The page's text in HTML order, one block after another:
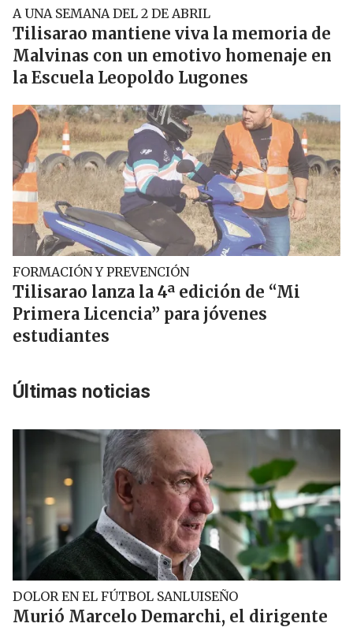
A UNA SEMANA DEL 2 DE ABRIL
Tilisarao mantiene viva la memoria de
Malvinas con un emotivo homenaje en
la Escuela Leopoldo Lugones
FORMACIÓN Y PREVENCIÓN
Tilisarao lanza la 4ª edición de “Mi
Primera Licencia” para jóvenes
estudiantes
Últimas noticias
DOLOR EN EL FÚTBOL SANLUISEÑO
Murió Marcelo Demarchi, el dirigente